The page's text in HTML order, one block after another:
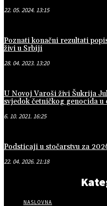
22. 05. 2024. 13:15
Poznati konačni rezultati
živi u Srbiji
28. 04. 2023. 13:20
U Novoj Varoši živi Šukrija
svjedok četničkog genocida u
6. 10. 2021. 16:25
Podsticaji u stočarstvu za
22. 04. 2026. 21:18
NASLOVNA